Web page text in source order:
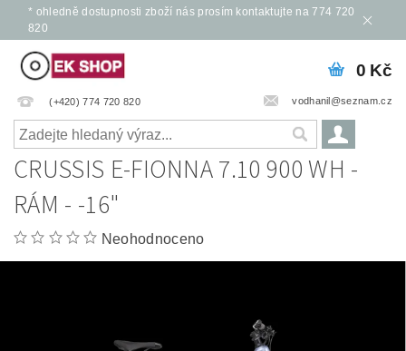
* ohledně dostupnosti zboží nás prosím kontaktujte na 774 720
820
(+420) 774 720 820 vodhanil@seznam.cz
0 Kč
CRUSSIS E-FIONNA 7.10 900 WH -
RÁM - -16"
Neohodnoceno